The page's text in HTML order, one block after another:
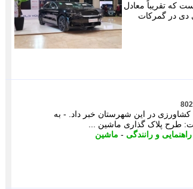
یورو قیمت خورده است که تقریباً معادل
دی در گمرکات
در این شهرستان خبر داد. - به
طرح پلاک گذاری ماشین ...
راهنمایی و رانندگی - ماشین